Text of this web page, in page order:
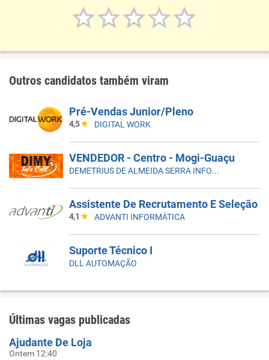
Outros candidatos também viram
Pré-Vendas Junior/Pleno
4,5 DIGITAL WORK
VENDEDOR - Centro - Mogi-Guaçu
DEMETRIUS DE ALMEIDA SERRA INFORMÁTICA ME
Assistente De Recrutamento E Seleção
4,1 ADVANTI INFORMÁTICA
Suporte Técnico I
DLL AUTOMAÇÃO
Últimas vagas publicadas
Ajudante De Loja
Ontem 12:40